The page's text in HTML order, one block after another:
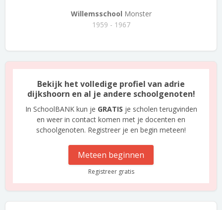
Willemsschool Monster
1959 - 1967
Bekijk het volledige profiel van adrie
dijkshoorn en al je andere schoolgenoten!
In SchoolBANK kun je GRATIS je scholen terugvinden
en weer in contact komen met je docenten en
schoolgenoten. Registreer je en begin meteen!
Meteen beginnen
Registreer gratis